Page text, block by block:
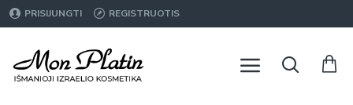
PRISIJUNGTI REGISTRUOTIS